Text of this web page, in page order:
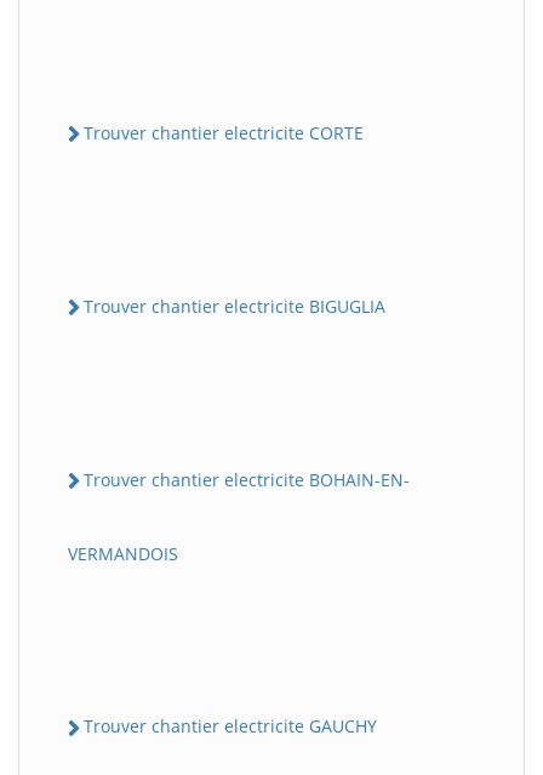
Trouver chantier electricite CORTE
Trouver chantier electricite BIGUGLIA
Trouver chantier electricite BOHAIN-EN-
VERMANDOIS
Trouver chantier electricite GAUCHY